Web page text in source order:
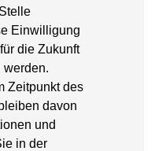
Einwilligung
die Zukunft
werden.
Zeitpunkt des
davon
und
in der